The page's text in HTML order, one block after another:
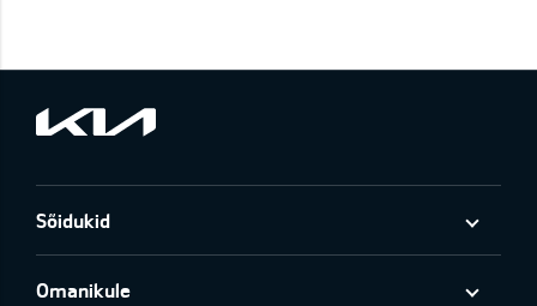
Sõidukid
Omanikule